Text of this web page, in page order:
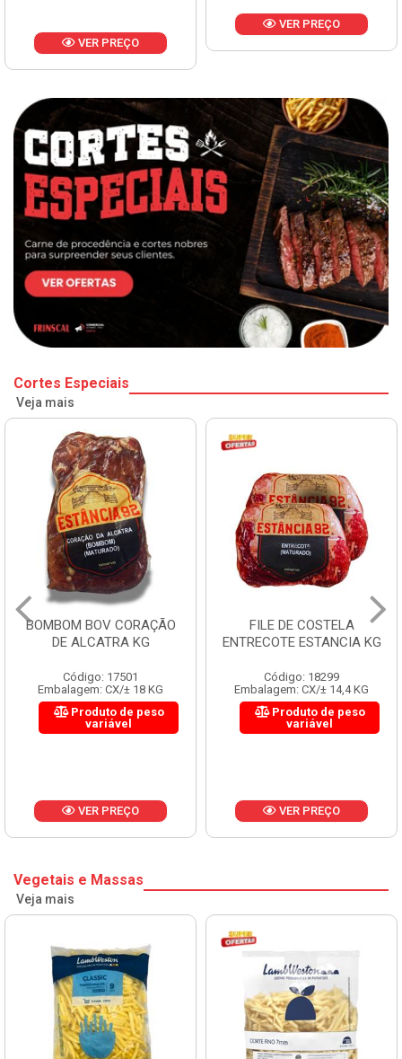
VER PREÇO
VER PREÇO
Cortes Especiais
Veja mais
BOMBOM BOV CORAÇÃO
DE ALCATRA KG
Código: 17501
Embalagem: CX/± 18 KG
Produto de peso
variável
VER PREÇO
FILE DE COSTELA
ENTRECOTE ESTANCIA KG
Código: 18299
Embalagem: CX/± 14,4 KG
Produto de peso
variável
VER PREÇO
Vegetais e Massas
Veja mais